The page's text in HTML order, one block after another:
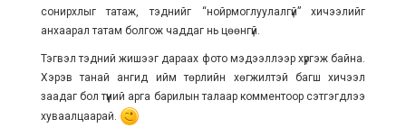
сонирхлыг татаж, тэднийг “нойрмоглуулалгүй” хичээлийг
анхаарал татам болгож чаддаг нь цөөнгүй.
Тэгвэл тэдний жишээг дараах фото мэдээллээр хүргэж байна.
Хэрэв танай ангид ийм төрлийн хөгжилтэй багш хичээл
заадаг бол түүний арга барилын талаар комментоор сэтгэгдлээ
хуваалцаарай.